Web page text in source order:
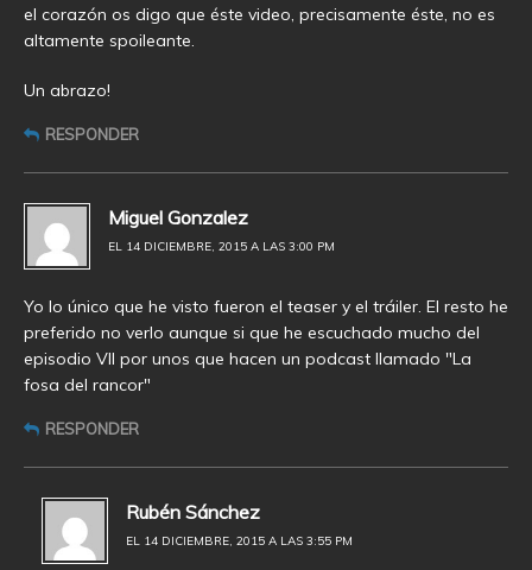
el corazón os digo que éste video, precisamente éste, no es
altamente spoileante.
Un abrazo!
RESPONDER
Miguel Gonzalez
EL 14 DICIEMBRE, 2015 A LAS 3:00 PM
Yo lo único que he visto fueron el teaser y el tráiler. El resto he
preferido no verlo aunque si que he escuchado mucho del
episodio VII por unos que hacen un podcast llamado "La
fosa del rancor"
RESPONDER
Rubén Sánchez
EL 14 DICIEMBRE, 2015 A LAS 3:55 PM